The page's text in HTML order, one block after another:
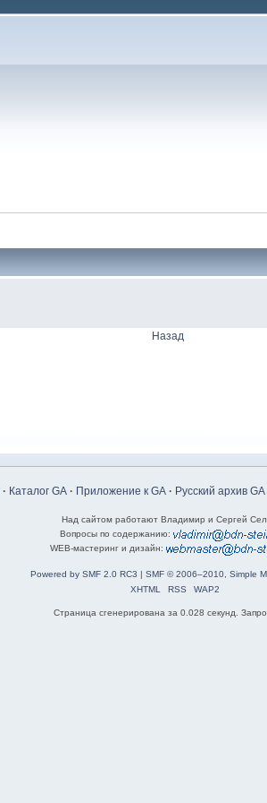
Назад
· Каталог GA · Приложение к GA · Русский архив GA
Над сайтом работают Владимир и Сергей
Вопросы по содержанию:
WEB-мастеринг и дизайн:
Powered by SMF 2.0 RC3 | SMF © 2006–2010, Simple
XHTML
RSS WAP2
Страница сгенерирована за 0.028 секунд.